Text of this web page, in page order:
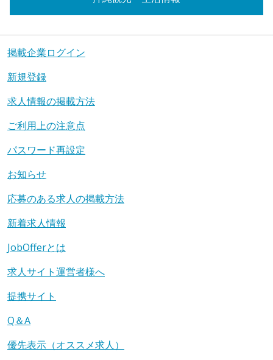
掲載企業ログイン
新規登録
求人情報の掲載方法
ご利用上の注意点
パスワード再設定
お知らせ
応募のある求人の掲載方法
新着求人情報
JobOfferとは
求人サイト運営者様へ
提携サイト
Q＆A
優先表示（オススメ求人）